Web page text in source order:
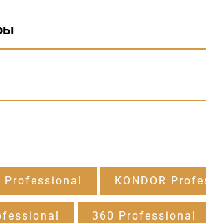
Professional KONDOR
360 Professional